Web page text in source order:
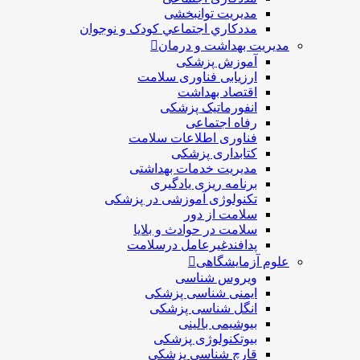
مديريت توانبخشی
مددکاري اجتماعي کودک و نوجوان
مدیریت بهداشت و درمان
آموزش پزشکی
ارزیابی فناوری سلامت
اقتصاد بهداشت
انفورماتیک پزشکی
رفاه اجتماعی
فناوری اطلاعات سلامت
کتابداری پزشکی
مديريت خدمات بهداشتی
برنامه ریزی یادگیری
تکنولوژی آموزشی در پزشکی
سلامت از دور
سلامت در حوادث و بلایا
پدافندغیرعامل درسلامت
علوم آزمایشگاهی
ویروس شناسی
ایمنی شناسی پزشكی
انگل شناسی پزشکی
بیوشیمی بالینی
بیوتکنولوژی پزشکی
قارچ شناسی پزشکی